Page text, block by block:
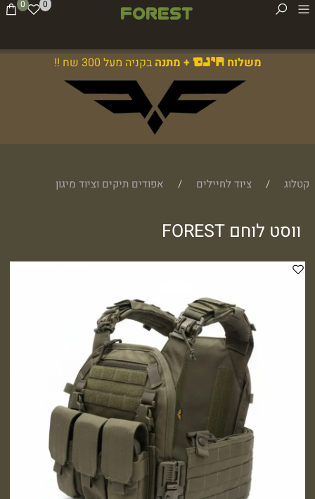
משלוחחינם + מתנהבקניה מעל 300 שח !!
0 0
קטלוג / ציוד לחיילים / אפודים תיקים וציוד מיגון
ווסט לוחם FOREST